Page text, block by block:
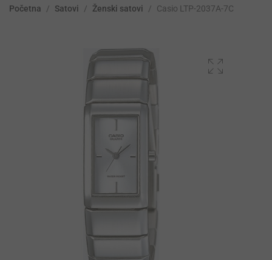
Početna / Satovi / Ženski satovi / Casio LTP-2037A-7C